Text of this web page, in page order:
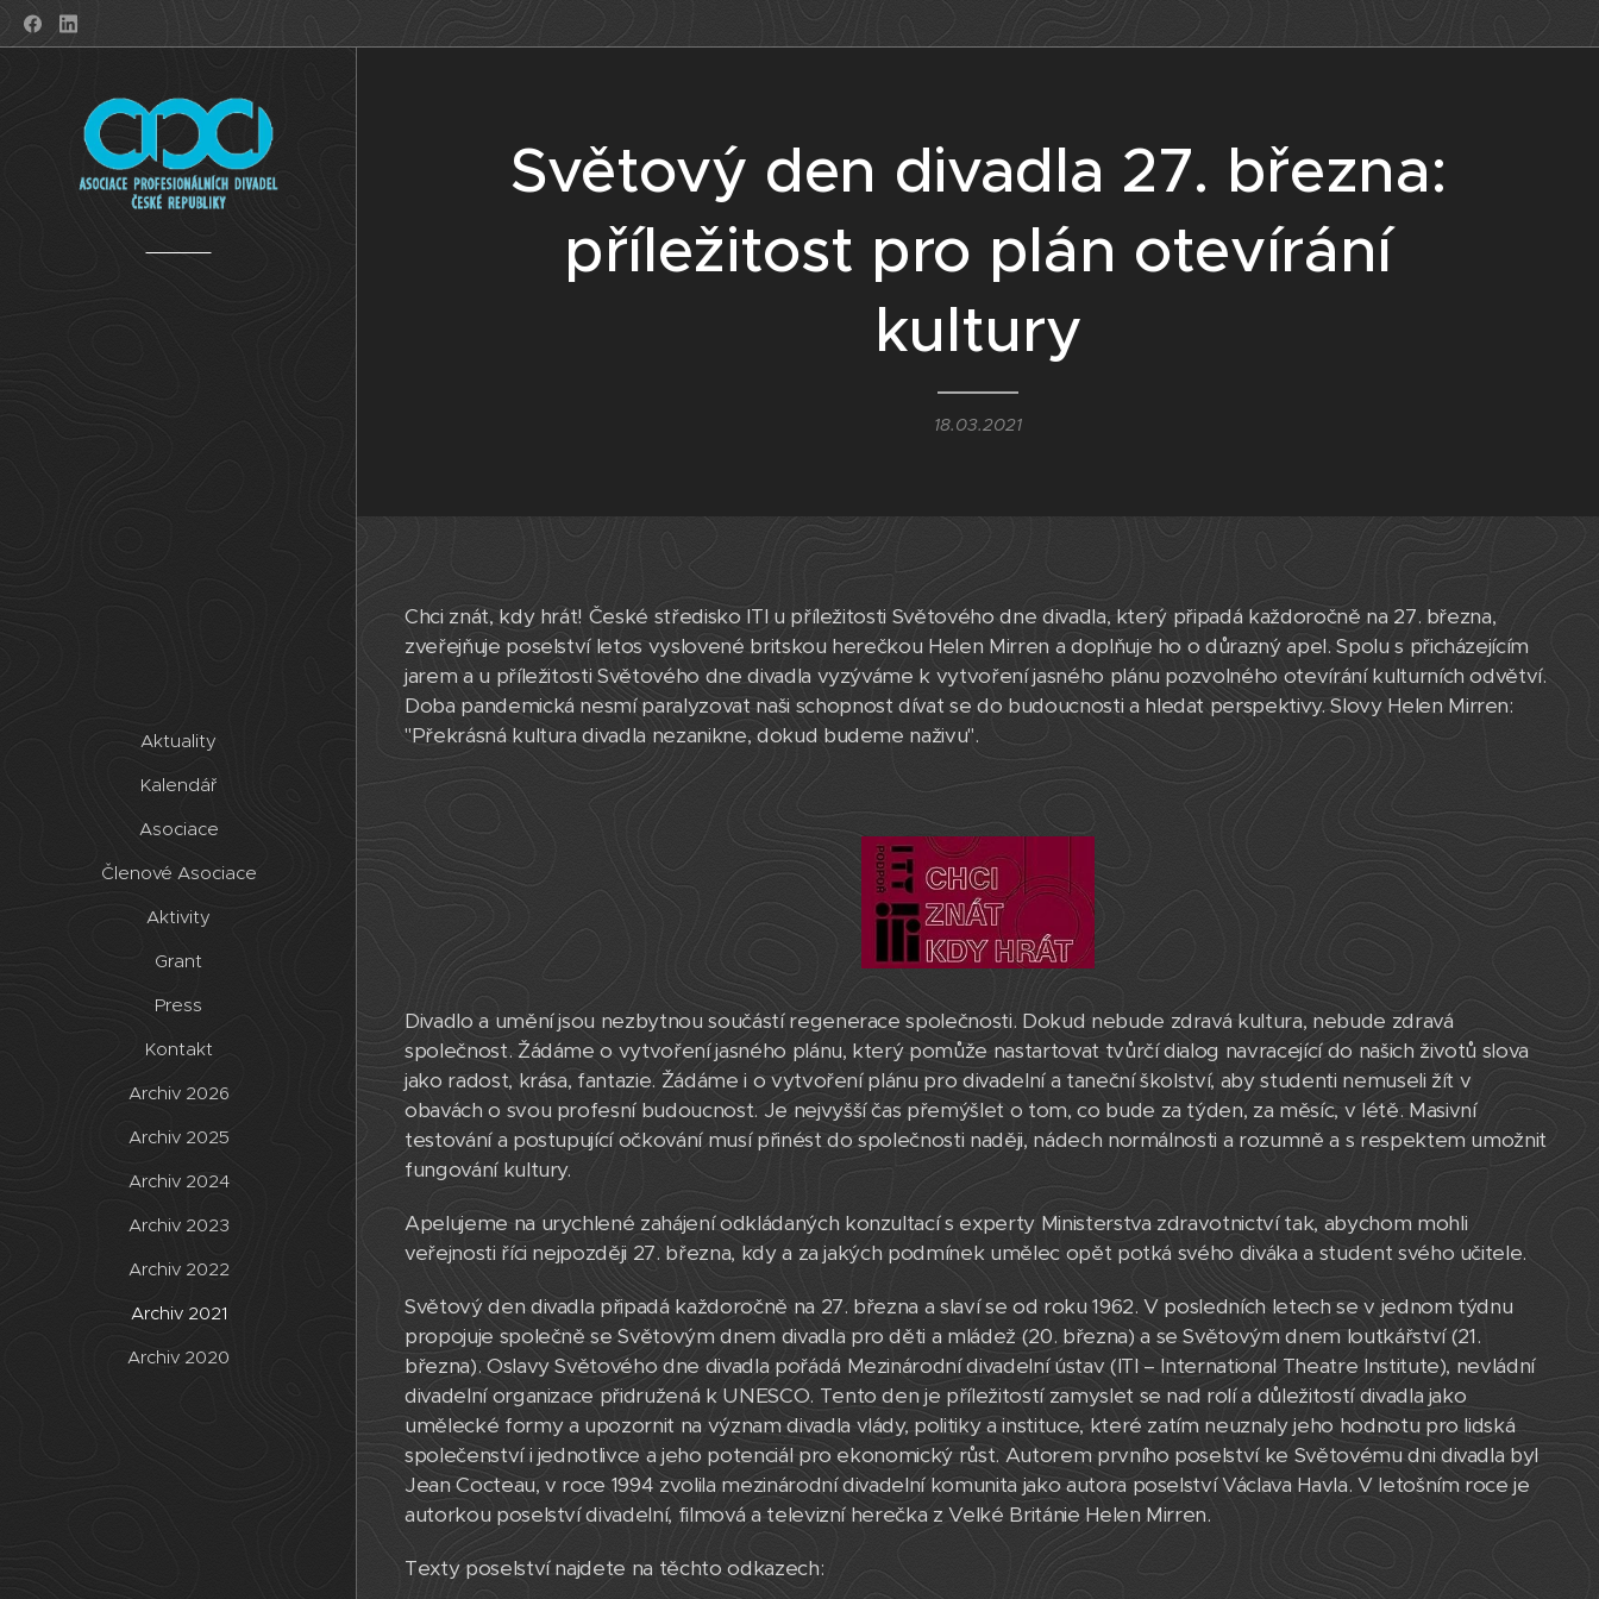
Aktuality
Kalendář
Asociace
Členové Asociace
Aktivity
Grant
Press
Kontakt
Archiv 2026
Archiv 2025
Archiv 2024
Archiv 2023
Archiv 2022
Archiv 2021
Archiv 2020
Světový den divadla 27. března:
příležitost pro plán otevírání
kultury
18.03.2021
Chci znát, kdy hrát! České středisko ITI u příležitosti Světového dne divadla, který připadá každoročně na 27. března,
zveřejňuje poselství letos vyslovené britskou herečkou Helen Mirren a doplňuje ho o důrazný apel. Spolu s přicházejícím
jarem a u příležitosti Světového dne divadla vyzýváme k vytvoření jasného plánu pozvolného otevírání kulturních odvětví.
Doba pandemická nesmí paralyzovat naši schopnost dívat se do budoucnosti a hledat perspektivy. Slovy Helen Mirren:
"Překrásná kultura divadla nezanikne, dokud budeme naživu".
Divadlo a umění jsou nezbytnou součástí regenerace společnosti. Dokud nebude zdravá kultura, nebude zdravá
společnost. Žádáme o vytvoření jasného plánu, který pomůže nastartovat tvůrčí dialog navracející do našich životů slova
jako radost, krása, fantazie. Žádáme i o vytvoření plánu pro divadelní a taneční školství, aby studenti nemuseli žít v
obavách o svou profesní budoucnost. Je nejvyšší čas přemýšlet o tom, co bude za týden, za měsíc, v létě. Masivní
testování a postupující očkování musí přinést do společnosti naději, nádech normálnosti a rozumně a s respektem umožnit
fungování kultury.
Apelujeme na urychlené zahájení odkládaných konzultací s experty Ministerstva zdravotnictví tak, abychom mohli
veřejnosti říci nejpozději 27. března, kdy a za jakých podmínek umělec opět potká svého diváka a student svého učitele.
Světový den divadla připadá každoročně na 27. března a slaví se od roku 1962. V posledních letech se v jednom týdnu
propojuje společně se Světovým dnem divadla pro děti a mládež (20. března) a se Světovým dnem loutkářství (21.
března). Oslavy Světového dne divadla pořádá Mezinárodní divadelní ústav (ITI – International Theatre Institute), nevládní
divadelní organizace přidružená k UNESCO. Tento den je příležitostí zamyslet se nad rolí a důležitostí divadla jako
umělecké formy a upozornit na význam divadla vlády, politiky a instituce, které zatím neuznaly jeho hodnotu pro lidská
společenství i jednotlivce a jeho potenciál pro ekonomický růst. Autorem prvního poselství ke Světovému dni divadla byl
Jean Cocteau, v roce 1994 zvolila mezinárodní divadelní komunita jako autora poselství Václava Havla. V letošním roce je
autorkou poselství divadelní, filmová a televizní herečka z Velké Británie Helen Mirren.
​Texty poselství najdete na těchto odkazech: